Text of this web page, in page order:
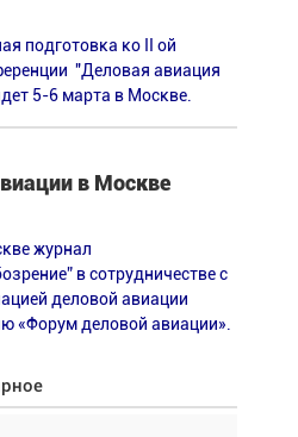
подготовка ко II ой
"Деловая авиация
5-6 марта в Москве.
в Москве
журнал
в сотрудничестве c
деловой авиации
«Форум деловой авиации».